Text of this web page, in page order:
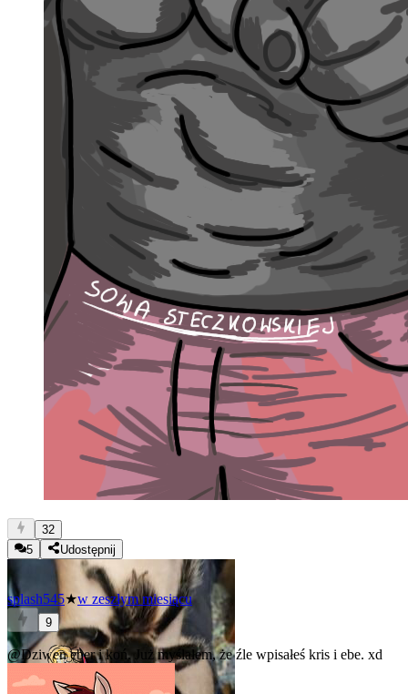
32
5
Udostępnij
splash545★w zeszłym miesiącu
9
@Dziweneber i koń. Już myślałem, że źle wpisałeś kris i ebe. xd